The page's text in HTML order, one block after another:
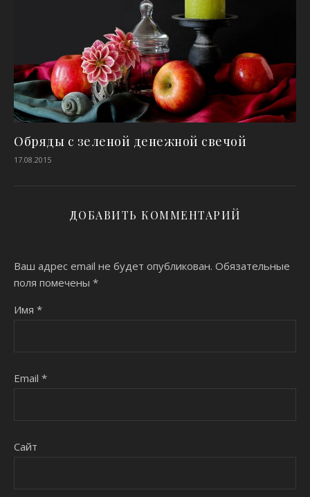
Обряды с зеленой денежной свечой
17.08.2015
ДОБАВИТЬ КОММЕНТАРИЙ
Ваш адрес email не будет опубликован. Обязательные
поля помечены *
Имя *
Email *
Сайт